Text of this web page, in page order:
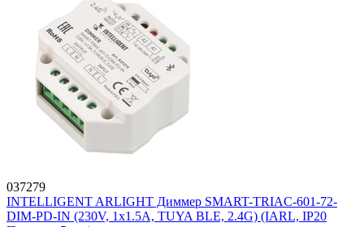
037279
INTELLIGENT ARLIGHT Диммер SMART-TRIAC-601-72-
DIM-PD-IN (230V, 1x1.5A, TUYA BLE, 2.4G) (IARL, IP20